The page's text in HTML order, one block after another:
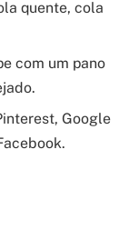
quente, cola
com um pano
Google